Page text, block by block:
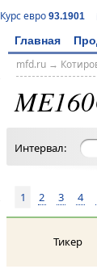
Курс евро 93.1901
Главная
mfd.ru→
Интервал:
1 2 3 4
Тикер